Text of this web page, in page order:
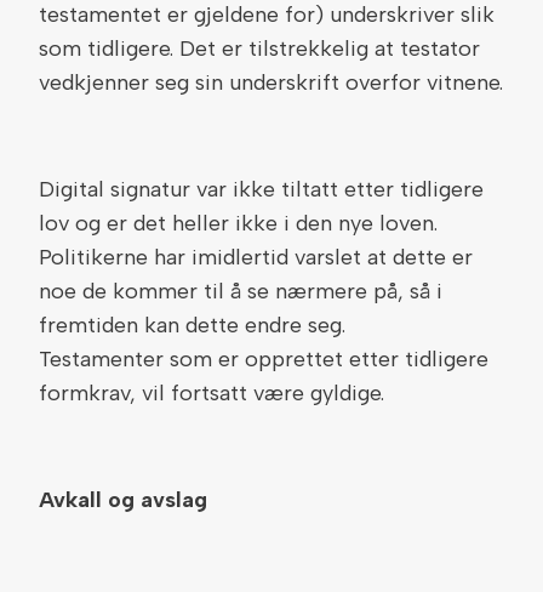
testamentet er gjeldene for) underskriver slik
som tidligere. Det er tilstrekkelig at testator
vedkjenner seg sin underskrift overfor vitnene.
Digital signatur var ikke tiltatt etter tidligere
lov og er det heller ikke i den nye loven.
Politikerne har imidlertid varslet at dette er
noe de kommer til å se nærmere på, så i
fremtiden kan dette endre seg.
Testamenter som er opprettet etter tidligere
formkrav, vil fortsatt være gyldige.
Avkall og avslag